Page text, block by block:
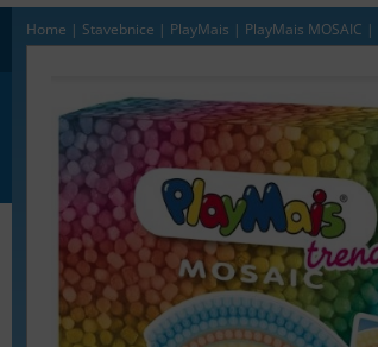
Home | Stavebnice | PlayMais | PlayMais MOSAIC |